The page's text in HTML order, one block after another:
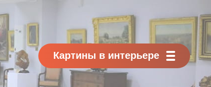
Картины в интерьере